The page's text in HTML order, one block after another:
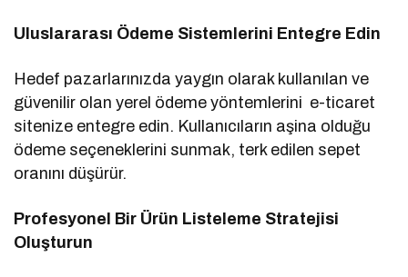
Uluslararası Ödeme Sistemlerini Entegre Edin
Hedef pazarlarınızda yaygın olarak kullanılan ve
güvenilir olan yerel ödeme yöntemlerini e-ticaret
sitenize entegre edin. Kullanıcıların aşina olduğu
ödeme seçeneklerini sunmak, terk edilen sepet
oranını düşürür.
Profesyonel Bir Ürün Listeleme Stratejisi
Oluşturun